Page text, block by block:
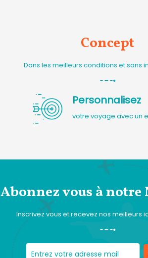
Concept
Dans les meilleurs conditions et sans
Personnalisez
votre voyage avec un
Abonnez vous à notre
Inscrivez vous et recevez nos meilleurs